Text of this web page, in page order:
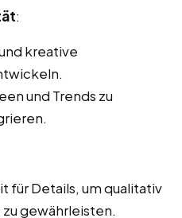
:
kreative
und Trends zu
für Details, um qualitativ
gewährleisten.